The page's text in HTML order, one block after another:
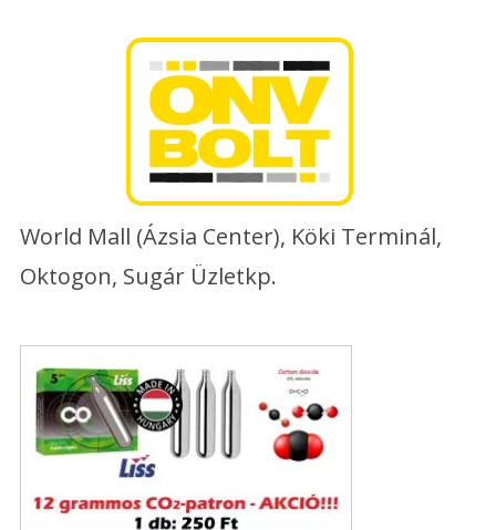
World Mall (Ázsia Center), Köki Terminál,
Oktogon, Sugár Üzletkp.